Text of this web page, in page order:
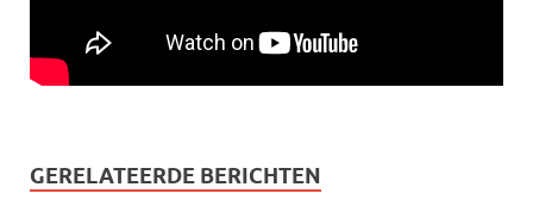
GERELATEERDE BERICHTEN